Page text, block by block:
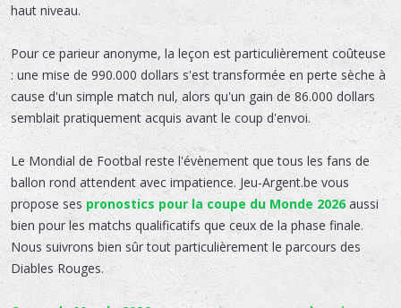
haut niveau.
Pour ce parieur anonyme, la leçon est particulièrement coûteuse
: une mise de 990.000 dollars s'est transformée en perte sèche à
cause d'un simple match nul, alors qu'un gain de 86.000 dollars
semblait pratiquement acquis avant le coup d'envoi.
Le Mondial de Footbal reste l'évènement que tous les fans de
ballon rond attendent avec impatience. Jeu-Argent.be vous
propose ses pronostics pour la coupe du Monde 2026aussi
bien pour les matchs qualificatifs que ceux de la phase finale.
Nous suivrons bien sûr tout particulièrement le parcours des
Diables Rouges.